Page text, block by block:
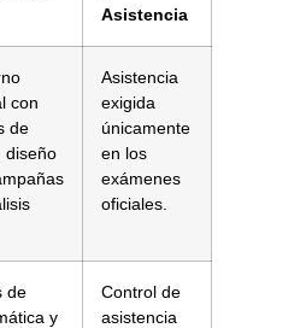
Asistencia
con
de
diseño
Asistencia
exigida
únicamente
en los
exámenes
oficiales.
de
y
Control de
asistencia